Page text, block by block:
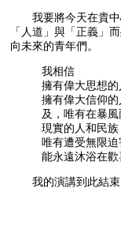
我要將今天在貴中
「人道」與「正義」
向未來的青年們。
我相信
擁有偉大思想的
擁有偉大信仰的
及，唯有在暴
現實的人和民族
唯有遭受無限迫
能永遠沐浴在歡
我的演講到此結束